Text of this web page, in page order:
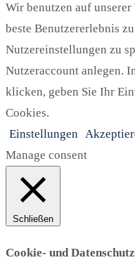
Wir benutzen auf unserer
beste Benutzererlebnis
Nutzereinstellungen zu
Nutzeraccount anlegen.
klicken, geben Sie Ihr
Cookies.
Einstellungen
Manage consent
Schließen
Cookie- und